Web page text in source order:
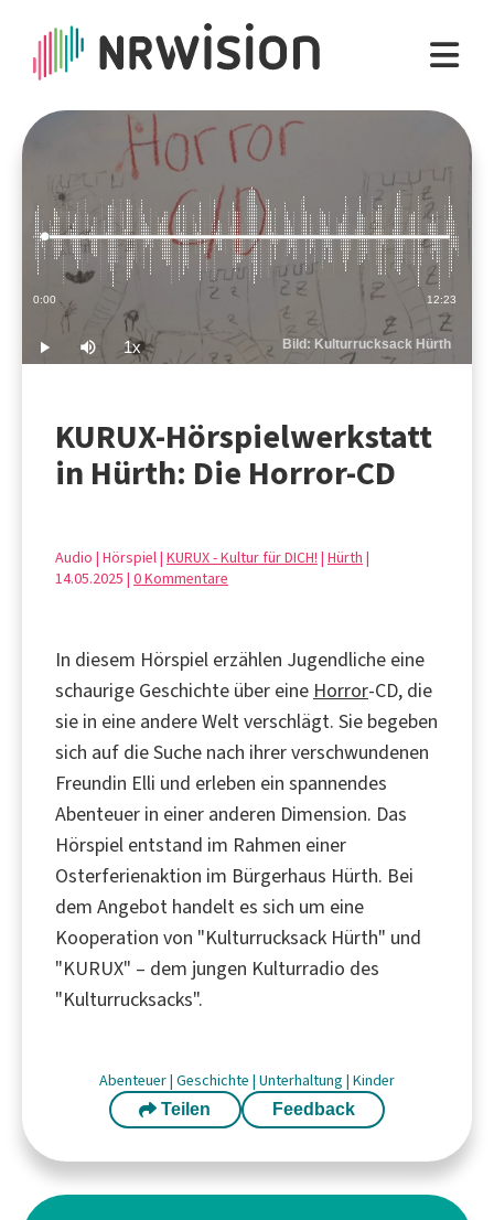
Play Mute 1xPlayback
Rate
Bild: Kulturrucksack Hürth
Current
0:00 Duration
12:23
Loaded:
1.34%
KURUX-Hörspielwerkstatt
in Hürth: Die Horror-CD
Audio | Hörspiel | KURUX - Kultur für DICH! | Hürth |
14.05.2025 | 0 Kommentare
In diesem Hörspiel erzählen Jugendliche eine
schaurige Geschichte über eine Horror-CD, die
sie in eine andere Welt verschlägt. Sie begeben
sich auf die Suche nach ihrer verschwundenen
Freundin Elli und erleben ein spannendes
Abenteuer in einer anderen Dimension. Das
Hörspiel entstand im Rahmen einer
Osterferienaktion im Bürgerhaus Hürth. Bei
dem Angebot handelt es sich um eine
Kooperation von "Kulturrucksack Hürth" und
"KURUX" – dem jungen Kulturradio des
"Kulturrucksacks".
Abenteuer| Geschichte | Unterhaltung | Kinder
Teilen Feedback